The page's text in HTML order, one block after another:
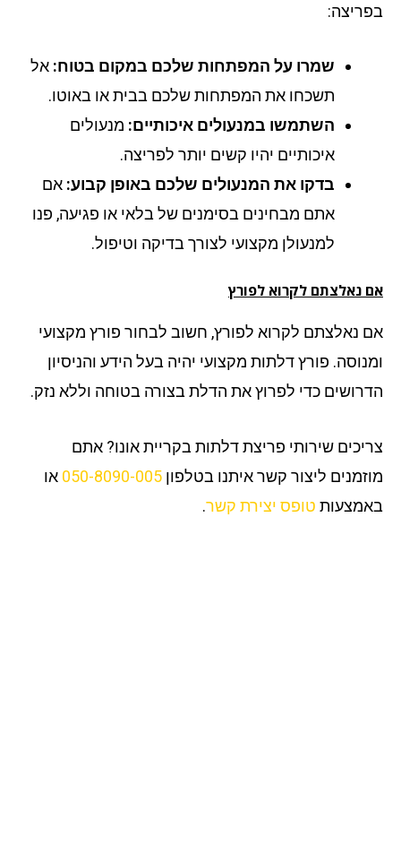
שמרו על המפתחות שלכם במקום בטוח:אל
תשכחו את המפתחות שלכם בבית או באוטו.
השתמשו במנעולים איכותיים:מנעולים
איכותיים יהיו קשים יותר לפריצה.
בדקו את המנעולים שלכם באופן קבוע:אם
אתם מבחינים בסימנים של בלאי או פגיעה, פנו
למנעולן מקצועי לצורך בדיקה וטיפול.
נאלצתם לקרוא לפורץ
נאלצתם לקרוא לפורץ, חשוב לבחור פורץ מקצועי
פורץ דלתות מקצועי יהיה בעל הידע והניסיון
כדי לפרוץ את הדלת בצורה בטוחה וללא נזק.
שירותי פריצת דלתות בקריית אונו? אתם
ליצור קשר איתנו בטלפון050-8090-005או
טופס יצירת קשר .